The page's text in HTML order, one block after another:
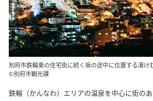
別府市鉄輪東の住宅街に続く坂の途中に位置する湯け
©別府市観光課
鉄輪（かんなわ）エリアの温泉を中心に街の